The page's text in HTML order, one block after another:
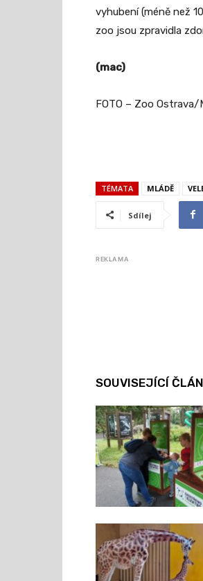
vyhubení (méně než
zoo jsou zpravidla
(mac)
FOTO – Zoo Ostrava/
TÉMATA MLÁDĚ
Sdílej
REKLAMA
SOUVISEJÍCÍ